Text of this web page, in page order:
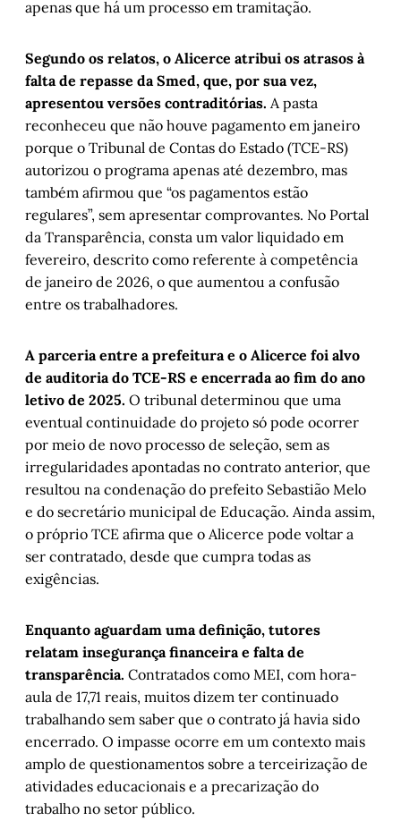
apenas que há um processo em tramitação.
Segundo os relatos, o Alicerce atribui os atrasos à
falta de repasse da Smed, que, por sua vez,
apresentou versões contraditórias. A pasta
reconheceu que não houve pagamento em janeiro
porque o Tribunal de Contas do Estado (TCE-RS)
autorizou o programa apenas até dezembro, mas
também afirmou que “os pagamentos estão
regulares”, sem apresentar comprovantes. No Portal
da Transparência, consta um valor liquidado em
fevereiro, descrito como referente à competência
de janeiro de 2026, o que aumentou a confusão
entre os trabalhadores.
A parceria entre a prefeitura e o Alicerce foi alvo
de auditoria do TCE-RS e encerrada ao fim do ano
letivo de 2025. O tribunal determinou que uma
eventual continuidade do projeto só pode ocorrer
por meio de novo processo de seleção, sem as
irregularidades apontadas no contrato anterior, que
resultou na condenação do prefeito Sebastião Melo
e do secretário municipal de Educação. Ainda assim,
o próprio TCE afirma que o Alicerce pode voltar a
ser contratado, desde que cumpra todas as
exigências.
Enquanto aguardam uma definição, tutores
relatam insegurança financeira e falta de
transparência. Contratados como MEI, com hora-
aula de 17,71 reais, muitos dizem ter continuado
trabalhando sem saber que o contrato já havia sido
encerrado. O impasse ocorre em um contexto mais
amplo de questionamentos sobre a terceirização de
atividades educacionais e a precarização do
trabalho no setor público.